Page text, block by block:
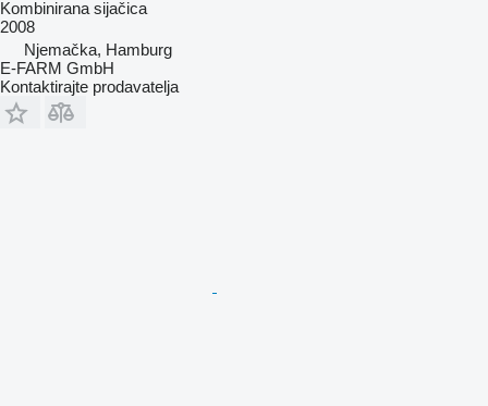
Kombinirana sijačica
2008
Njemačka, Hamburg
E-FARM GmbH
Kontaktirajte prodavatelja